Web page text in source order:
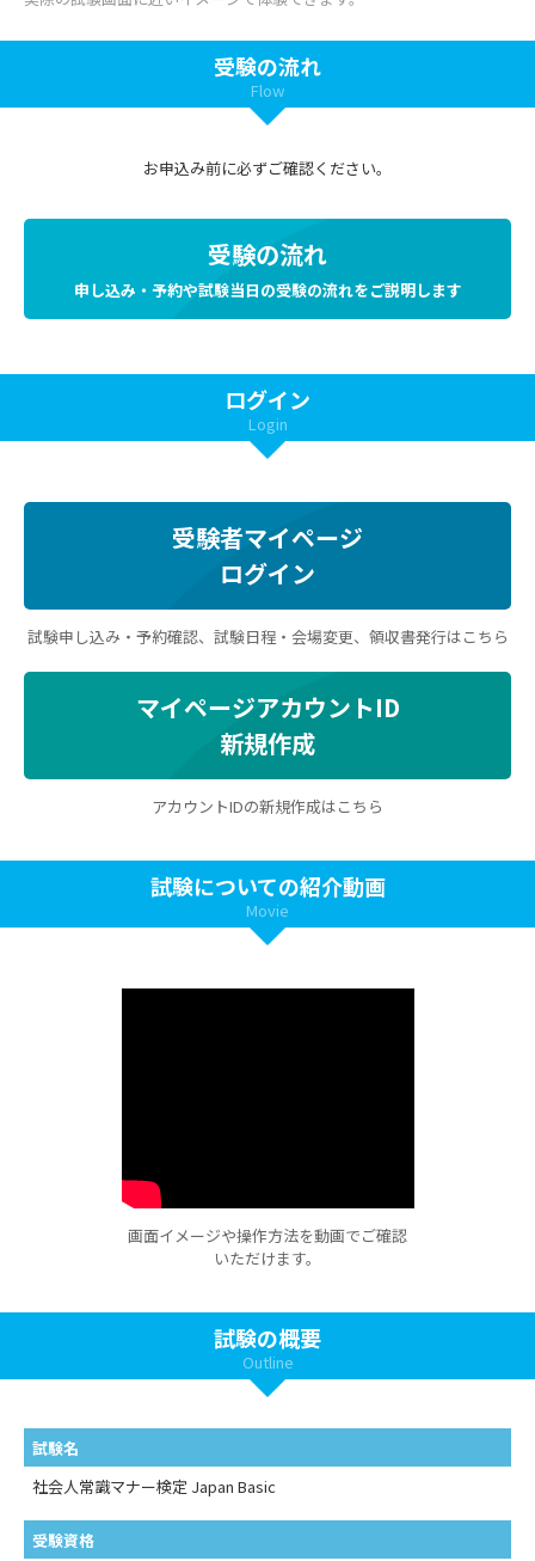
受験の流れ
Flow
お申込み前に必ずご確認ください。
受験の流れ
申し込み・予約や試験当日の受験の流れをご説明します
ログイン
Login
受験者マイページ
ログイン
試験申し込み・予約確認、試験日程・会場変更、領収書発行はこちら
マイページアカウントID
新規作成
アカウントIDの新規作成はこちら
試験についての紹介動画
Movie
画面イメージや操作方法を動画でご確認
いただけます。
試験の概要
Outline
試験名
社会人常識マナー検定 Japan Basic
受験資格